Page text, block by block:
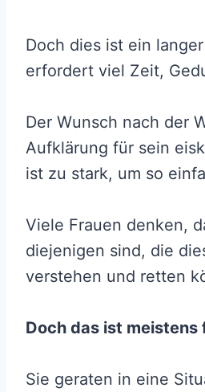
Doch dies ist ein
erfordert viel Zeit,
Der Wunsch nach der
Aufklärung für sein
ist zu stark, um so
Viele Frauen denken,
diejenigen sind, die
verstehen und retten
Doch das ist meistens
Sie geraten in eine